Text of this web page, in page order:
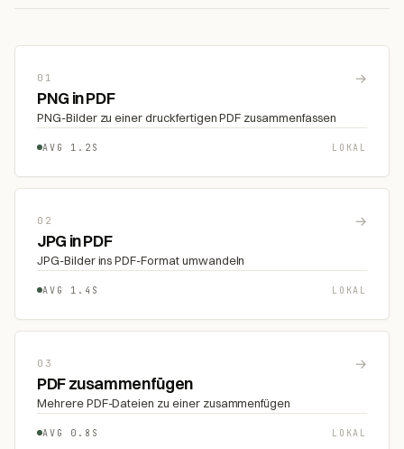
01 →
PNG in PDF
PNG-Bilder zu einer druckfertigen PDF zusammenfassen
AVG 1.2S LOKAL
02 →
JPG in PDF
JPG-Bilder ins PDF-Format umwandeln
AVG 1.4S LOKAL
03 →
PDF zusammenfügen
Mehrere PDF-Dateien zu einer zusammenfügen
AVG 0.8S LOKAL